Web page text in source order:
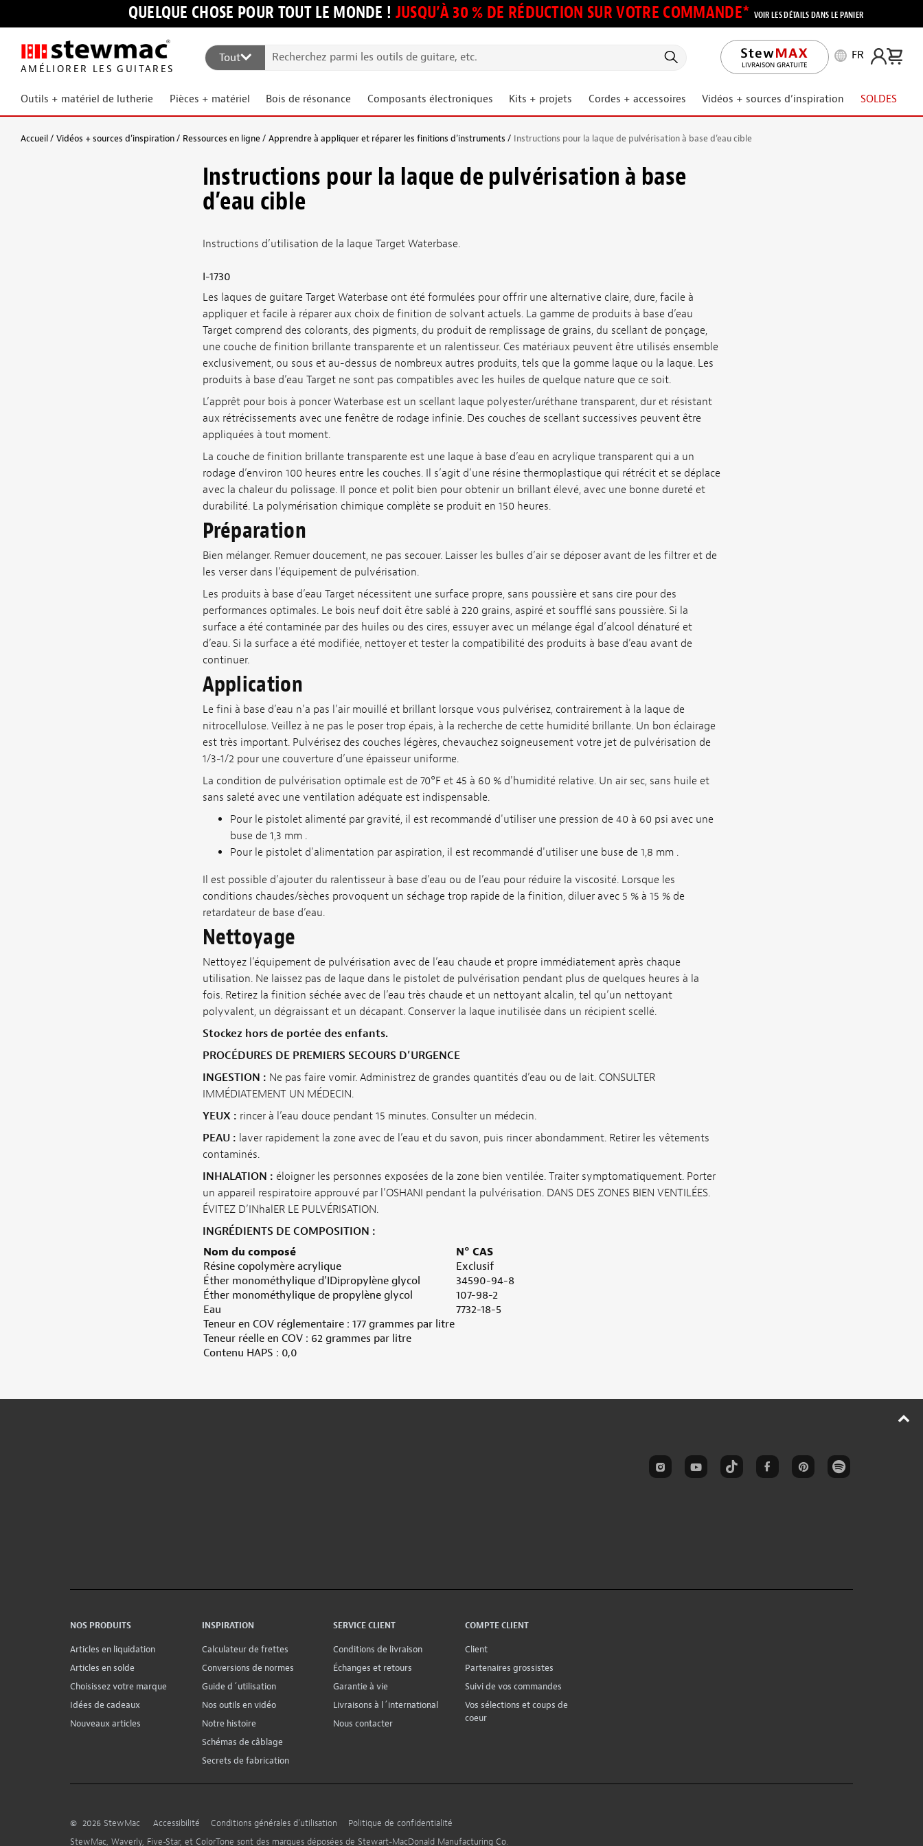
QUELQUE CHOSE POUR TOUT LE MONDE ! JUSQU’À 30 % DE RÉDUCTION SUR VOTRE COMMANDE* VOIR LES DÉTAILS DANS LE PANIER
AMÉLIORER LES GUITARES
Tout
LIVRAISON GRATUITE
FR
Outils + matériel de lutherie Pièces + matériel Bois de résonance Composants électroniques Kits + projets Cordes + accessoires Vidéos + sources d’inspiration SOLDES
Accueil Vidéos + sources d’inspiration Ressources en ligne Apprendre à appliquer et réparer les finitions d’instruments Instructions pour la laque de pulvérisation à base d’eau cible
Instructions pour la laque de pulvérisation à base
d’eau cible
Instructions d’utilisation de la laque Target Waterbase.
I-1730
Les laques de guitare Target Waterbase ont été formulées pour offrir une alternative claire, dure, facile à
appliquer et facile à réparer aux choix de finition de solvant actuels. La gamme de produits à base d’eau
Target comprend des colorants, des pigments, du produit de remplissage de grains, du scellant de ponçage,
une couche de finition brillante transparente et un ralentisseur. Ces matériaux peuvent être utilisés ensemble
exclusivement, ou sous et au-dessus de nombreux autres produits, tels que la gomme laque ou la laque. Les
produits à base d’eau Target ne sont pas compatibles avec les huiles de quelque nature que ce soit.
L’apprêt pour bois à poncer Waterbase est un scellant laque polyester/uréthane transparent, dur et résistant
aux rétrécissements avec une fenêtre de rodage infinie. Des couches de scellant successives peuvent être
appliquées à tout moment.
La couche de finition brillante transparente est une laque à base d’eau en acrylique transparent qui a un
rodage d’environ 100 heures entre les couches. Il s’agit d’une résine thermoplastique qui rétrécit et se déplace
avec la chaleur du polissage. Il ponce et polit bien pour obtenir un brillant élevé, avec une bonne dureté et
durabilité. La polymérisation chimique complète se produit en 150 heures.
Préparation
Bien mélanger. Remuer doucement, ne pas secouer. Laisser les bulles d’air se déposer avant de les filtrer et de
les verser dans l’équipement de pulvérisation.
Les produits à base d’eau Target nécessitent une surface propre, sans poussière et sans cire pour des
performances optimales. Le bois neuf doit être sablé à 220 grains, aspiré et soufflé sans poussière. Si la
surface a été contaminée par des huiles ou des cires, essuyer avec un mélange égal d’alcool dénaturé et
d’eau. Si la surface a été modifiée, nettoyer et tester la compatibilité des produits à base d’eau avant de
continuer.
Application
Le fini à base d’eau n’a pas l’air mouillé et brillant lorsque vous pulvérisez, contrairement à la laque de
nitrocellulose. Veillez à ne pas le poser trop épais, à la recherche de cette humidité brillante. Un bon éclairage
est très important. Pulvérisez des couches légères, chevauchez soigneusement votre jet de pulvérisation de
1/3-1/2 pour une couverture d’une épaisseur uniforme.
La condition de pulvérisation optimale est de 70°F et 45 à 60 % d'humidité relative. Un air sec, sans huile et
sans saleté avec une ventilation adéquate est indispensable.
Pour le pistolet alimenté par gravité, il est recommandé d'utiliser une pression de 40 à 60 psi avec une
buse de 1,3 mm .
Pour le pistolet d'alimentation par aspiration, il est recommandé d'utiliser une buse de 1,8 mm .
Il est possible d’ajouter du ralentisseur à base d’eau ou de l’eau pour réduire la viscosité. Lorsque les
conditions chaudes/sèches provoquent un séchage trop rapide de la finition, diluer avec 5 % à 15 % de
retardateur de base d’eau.
Nettoyage
Nettoyez l’équipement de pulvérisation avec de l’eau chaude et propre immédiatement après chaque
utilisation. Ne laissez pas de laque dans le pistolet de pulvérisation pendant plus de quelques heures à la
fois. Retirez la finition séchée avec de l’eau très chaude et un nettoyant alcalin, tel qu’un nettoyant
polyvalent, un dégraissant et un décapant. Conserver la laque inutilisée dans un récipient scellé.
Stockez hors de portée des enfants.
PROCÉDURES DE PREMIERS SECOURS D’URGENCE
INGESTION : Ne pas faire vomir. Administrez de grandes quantités d’eau ou de lait. CONSULTER
IMMÉDIATEMENT UN MÉDECIN.
YEUX : rincer à l’eau douce pendant 15 minutes. Consulter un médecin.
PEAU : laver rapidement la zone avec de l’eau et du savon, puis rincer abondamment. Retirer les vêtements
contaminés.
INHALATION : éloigner les personnes exposées de la zone bien ventilée. Traiter symptomatiquement. Porter
un appareil respiratoire approuvé par l’OSHANI pendant la pulvérisation. DANS DES ZONES BIEN VENTILÉES.
ÉVITEZ D’INhalER LE PULVÉRISATION.
INGRÉDIENTS DE COMPOSITION :
Nom du composé
N° CAS
Résine copolymère acrylique
Exclusif
Éther monométhylique d’IDipropylène glycol
34590-94-8
Éther monométhylique de propylène glycol
107-98-2
Eau
7732-18-5
Teneur en COV réglementaire : 177 grammes par litre
Teneur réelle en COV : 62 grammes par litre
Contenu HAPS : 0,0
NOS PRODUITS
Articles en liquidation
Articles en solde
Choisissez votre marque
Idées de cadeaux
Nouveaux articles
INSPIRATION
Calculateur de frettes
Conversions de normes
Guide d´utilisation
Nos outils en vidéo
Notre histoire
Schémas de câblage
Secrets de fabrication
SERVICE CLIENT
Conditions de livraison
Échanges et retours
Garantie à vie
Livraisons à l´international
Nous contacter
COMPTE CLIENT
Client
Partenaires grossistes
Suivi de vos commandes
Vos sélections et coups de
coeur
© 2026 StewMac Accessibilité Conditions générales d’utilisation
Politique de confidentialité
StewMac, Waverly, Five-Star, et ColorTone sont des marques déposées de Stewart-MacDonald Manufacturing Co.